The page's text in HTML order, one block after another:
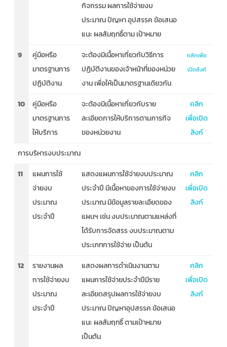
กิจกรรม ผลการใช้จ่ายงบ
ประมาณ ปัญหา อุปสรรค ข้อเสนอ
แนะ ผลสัมฤทธิ์ตาม เป้าหมาย
9
คู่มือหรือ
มาตรฐานการ
ปฏิบัติงาน
จะต้องมีเนื้อหาเกี่ยวกับวิธีการ
ปฏิบัติงานของเจ้าหน้าที่ของหน่วย
งาน เพื่อให้เป็นมาตรฐานเดียวกัน
คลิกเพื่อ
เปิดลิงก์
10
คู่มือหรือ
มาตรฐานการ
ให้บริการ
จะต้องมีเนื้อหาเกี่ยวกับราย
ละเอียดการให้บริการตามภารกิจ
ของหน่วยงาน
คลิก
เพื่อเปิด
ลิงก์
การบริหารงบประมาณ
11
แผนการใช้
จ่ายงบ
ประมาณ
ประจำปี
แสดงแผนการใช้จ่ายงบประมาณ
ประจำปี มีเนื้อหาของการใช้จ่ายงบ
ประมาณ มีข้อมูลรายละเอียดของ
แผนฯ เช่น งบประมาณตามแหล่งที่
ได้รับการจัดสรร งบประมาณตาม
ประเภทการใช้จ่าย เป็นต้น
คลิก
เพื่อเปิด
ลิงก์
12
รายงานผล
การใช้จ่ายงบ
ประมาณ
ประจำปี
แสดงผลการดำเนินงานตาม
แผนการใช้จ่ายประจำปีมีราย
ละเอียดสรุปผลการใช้จ่ายงบ
ประมาณ ปัญหาอุปสรรค ข้อเสนอ
แนะ ผลสัมฤทธิ์ ตามเป้าหมาย
เป็นต้น
คลิก
เพื่อเปิด
ลิงก์